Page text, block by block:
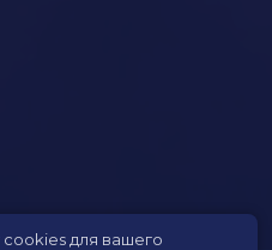
cookies для вашего